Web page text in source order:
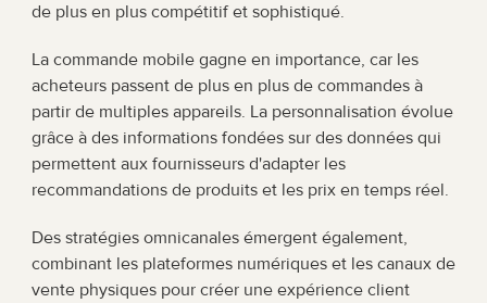
de plus en plus compétitif et sophistiqué.
La commande mobile gagne en importance, car les
acheteurs passent de plus en plus de commandes à
partir de multiples appareils. La personnalisation évolue
grâce à des informations fondées sur des données qui
permettent aux fournisseurs d'adapter les
recommandations de produits et les prix en temps réel.
Des stratégies omnicanales émergent également,
combinant les plateformes numériques et les canaux de
vente physiques pour créer une expérience client